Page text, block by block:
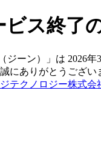
ビス終了
ーン）」は 2026
にありがとうござい
テクノロジー株式会